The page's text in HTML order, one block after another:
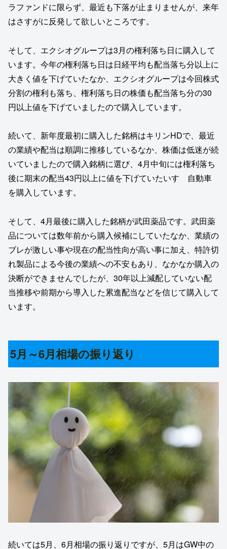
ラファンドに限らず、最近も下落が止まりませんが、来年
はさすがに反発して欲しいところです。
そして、エクシオグループは3月の権利落ち日に購入して
います。今年の権利落ち日は日経平均も配当落ち分以上に
大きく値を下げていたなか、エクシオグループは今回株式
分割の権利も落ち、権利落ち日の株価も配当落ち分の30
円以上値を下げていましたので購入しています。
続いて、新年度最初に購入した銘柄はキリンHDで、最近
の業績や配当は順調に推移しているなか、株価は低迷が続
いていましたので購入銘柄に選び、4月中旬には権利落ち
後に期末の配当43円以上に値を下げていたいすゞ自動車
を購入しています。
そして、4月最後に購入した銘柄が武田薬品です。武田薬
品については数年前から購入候補にしていたなか、業績の
ブレが激しい事や現在の配当性向が高い事に加え、特許切
れ製品による今後の業績への不安もあり、なかなか購入の
決断ができませんでしたが、30年以上減配していない配
当推移や前期から導入した累進配当などを信じて購入して
います。
5月～6月相場の振り返り
続いては5月、6月相場の振り返りですが、5月はGW中の